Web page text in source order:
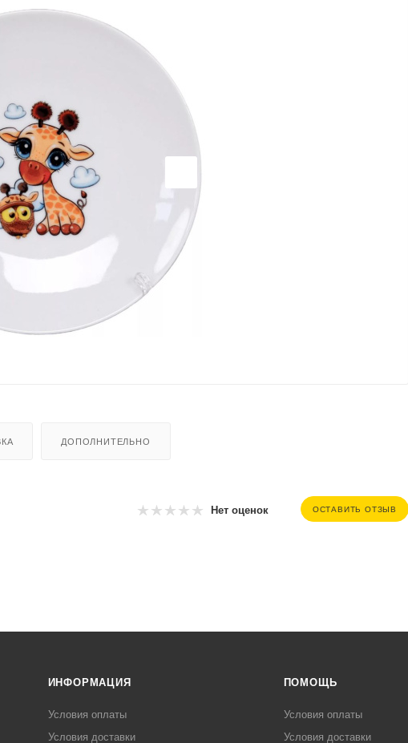
ДОПОЛНИТЕЛЬНО
Нет оценок ОСТАВИТЬ ОТЗЫВ
ИНФОРМАЦИЯ
Условия оплаты
Условия доставки
ПОМОЩЬ
Условия оплаты
Условия доставки